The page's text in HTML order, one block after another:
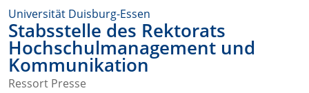
Universität Duisburg-Essen
Stabsstelle des Rektorats
Hochschulmanagement und
Kommunikation
Ressort Presse